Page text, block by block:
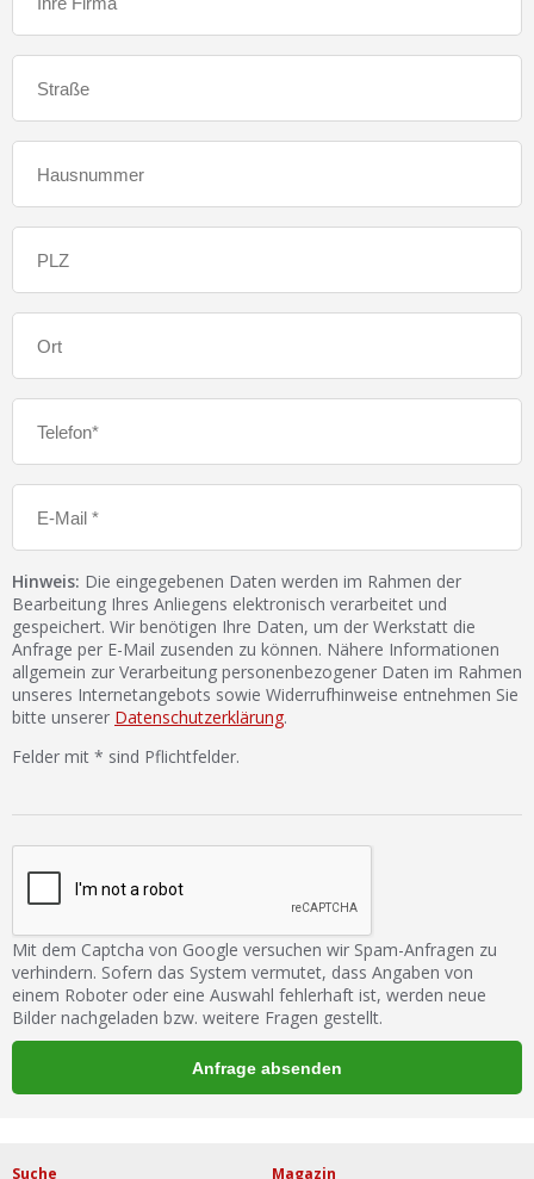
Hinweis: Die eingegebenen Daten werden im Rahmen der
Bearbeitung Ihres Anliegens elektronisch verarbeitet und
gespeichert. Wir benötigen Ihre Daten, um der Werkstatt die
Anfrage per E-Mail zusenden zu können. Nähere Informationen
allgemein zur Verarbeitung personenbezogener Daten im Rahmen
unseres Internetangebots sowie Widerrufhinweise entnehmen Sie
bitte unserer Datenschutzerklärung.
Felder mit * sind Pflichtfelder.
Mit dem Captcha von Google versuchen wir Spam-Anfragen zu
verhindern. Sofern das System vermutet, dass Angaben von
einem Roboter oder eine Auswahl fehlerhaft ist, werden neue
Bilder nachgeladen bzw. weitere Fragen gestellt.
Suche Magazin